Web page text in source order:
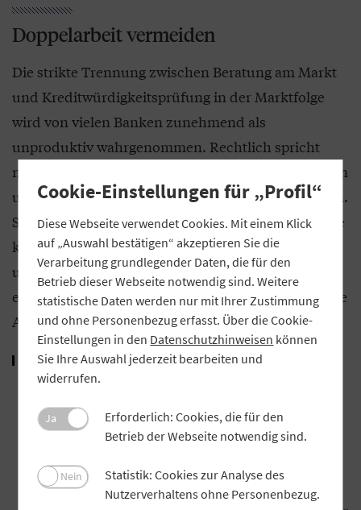
Doppelarbeit vermeiden
Die strikte Trennung zwischen Beratung am Markt
und Kreditwürdigkeitsprüfung in der Marktfolge
wird von vielen Banken zunehmend als
unproduktiv wahrgenommen. Rechtlich spricht
nichts dagegen, die Kreditanbahnung zu optimieren
und Prozesse aus Beratung und Prüfung zu straffen.
So wird Doppelarbeit vermieden und die Marktfolge
kann sich zunehmend auf die Qualitätssicherung
und die Unterstützung bei der Befüllung der
erforderlichen Dokumente konzentrieren. Folgende
Ansätze bieten sich an:
Einmalige Abfrage:Die für Beratung und
Kreditwürdigkeitsprüfung erforderlichen
Angaben des Kunden werden nur einmal
abgefragt. Sinnvollerweise liefert der Kunde die
Daten auf Grundlage einer Selbstauskunft vorab.
Dann wird das erste Beratungsgespräch nicht mit
Cookie-Einstellungen für „Profil“
Diese Webseite verwendet Cookies. Mit einem Klick
auf „Auswahl bestätigen“ akzeptieren Sie die
Verarbeitung grundlegender Daten, die für den
Betrieb dieser Webseite notwendig sind. Weitere
statistische Daten werden nur mit Ihrer Zustimmung
und ohne Personenbezug erfasst. Über die Cookie-
Einstellungen in den Datenschutzhinweisen können
Sie Ihre Auswahl jederzeit bearbeiten und
widerrufen.
Ja
Erforderlich: Cookies, die für den
Betrieb der Webseite notwendig sind.
Nein
Statistik: Cookies zur Analyse des
Nutzerverhaltens ohne Personenbezug.